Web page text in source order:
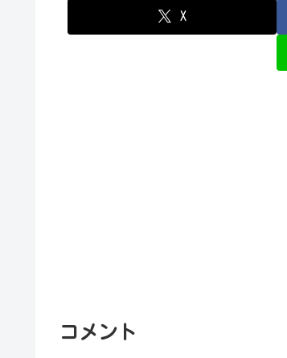
X
コメント